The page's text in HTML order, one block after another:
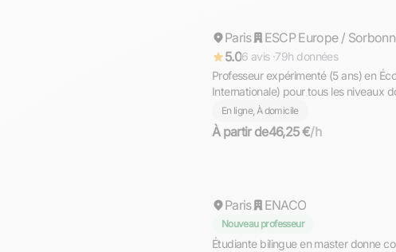
Répond rapidement
Paris
ESCP Europe /
5.06 avis ·79h données
Professeur expérimenté (5 ans) en
Internationale) pour tous les niveaux donne des cours à Paris
et en ligne
En ligne, À domicile
À partir de46,25 €/h
Répond rapidement
Paris ENACO
Nouveau professeur
Étudiante bilingue en master donne